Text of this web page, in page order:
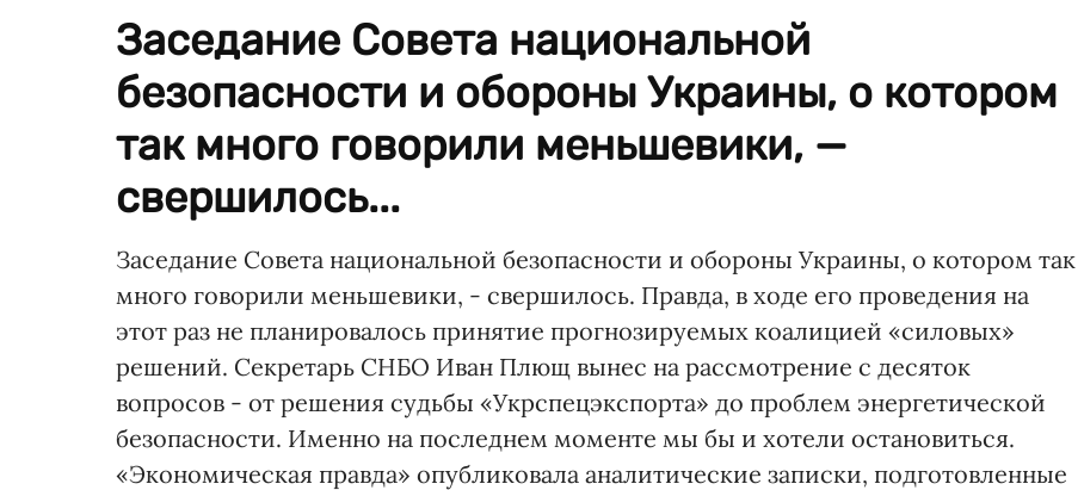
Заседание Совета национальной
безопасности и обороны Украины, о котором
так много говорили меньшевики, —
свершилось...
Заседание Совета национальной безопасности и обороны Украины, о котором так
много говорили меньшевики, - свершилось. Правда, в ходе его проведения на
этот раз не планировалось принятие прогнозируемых коалицией «силовых»
решений. Секретарь СНБО Иван Плющ вынес на рассмотрение с десяток
вопросов - от решения судьбы «Укрспецэкспорта» до проблем энергетической
безопасности. Именно на последнем моменте мы бы и хотели остановиться.
«Экономическая правда» опубликовала аналитические записки, подготовленные